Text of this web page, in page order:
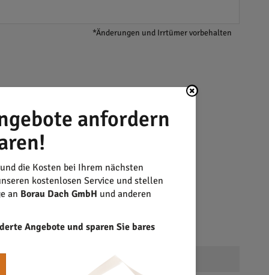
*Änderungen und Irrtümer vorbehalten
anfordern
die Kosten bei Ihrem nächsten
kostenlosen Service und stellen
an Borau Dach GmbH und anderen
Angebote und sparen Sie bares